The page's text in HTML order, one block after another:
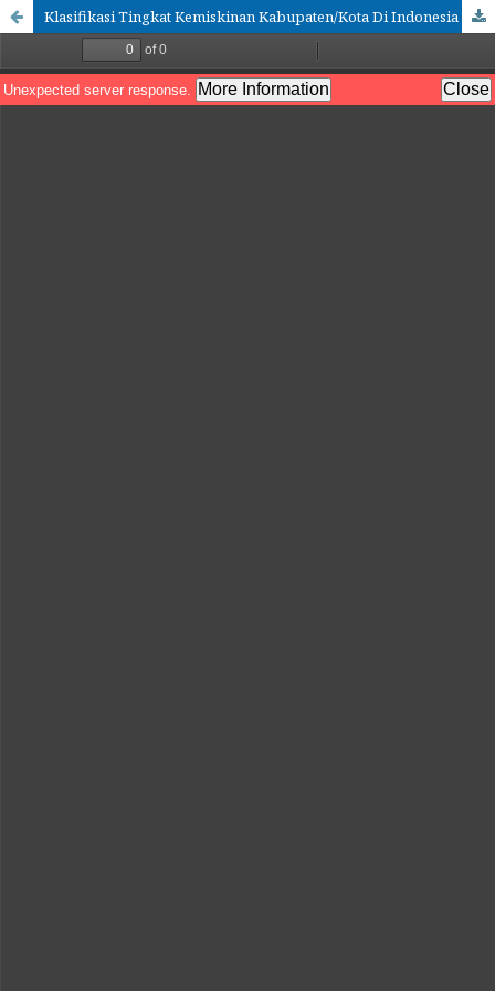
Klasifikasi Tingkat Kemiskinan Kabupaten/Kota Di Indonesia Tahun 2023 Menggunakan Logistic Regression